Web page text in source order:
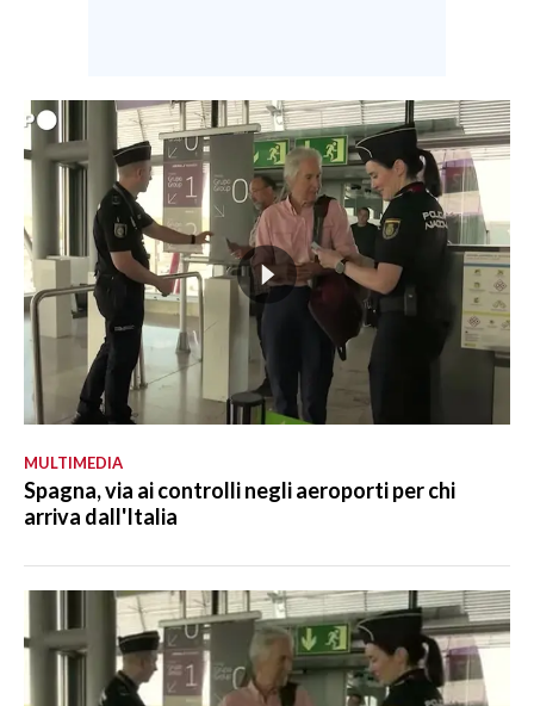
MULTIMEDIA
Spagna, via ai controlli negli aeroporti per chi
arriva dall'Italia